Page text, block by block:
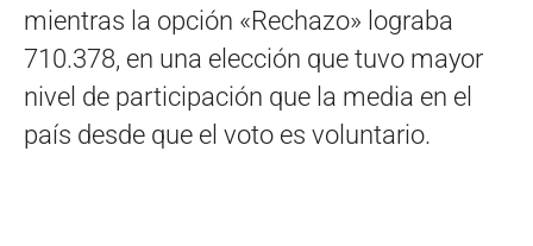
mientras la opción «Rechazo» lograba
710.378, en una elección que tuvo mayor
nivel de participación que la media en el
país desde que el voto es voluntario.